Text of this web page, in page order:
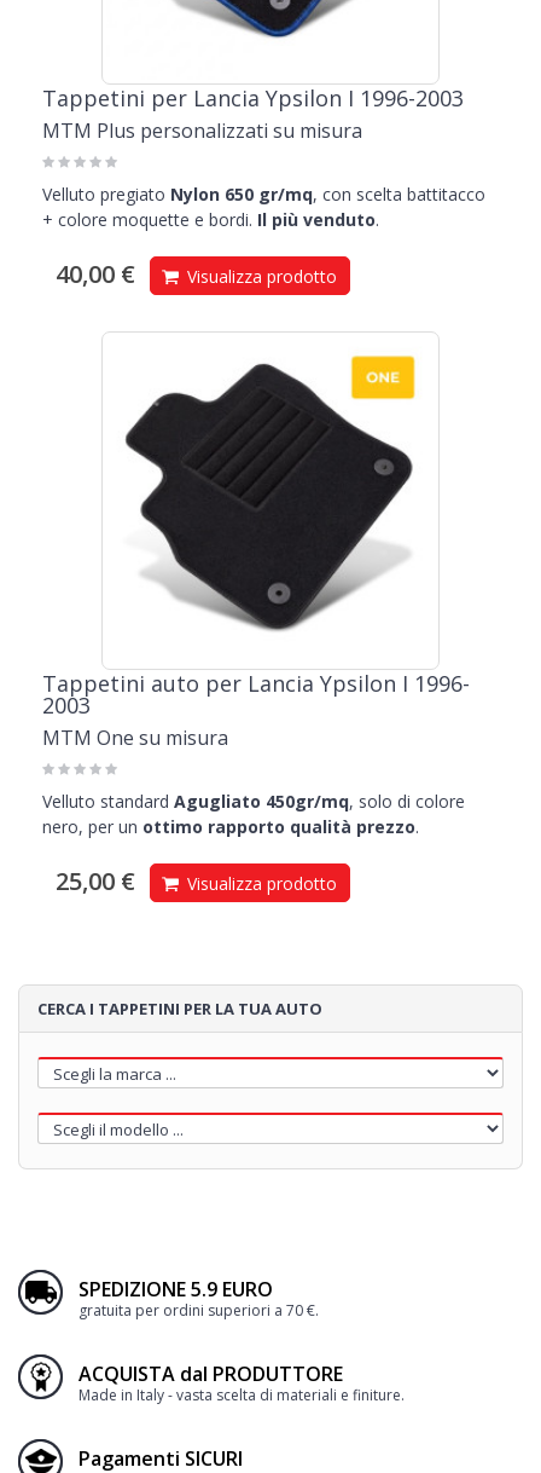
Tappetini per Lancia Ypsilon I 1996-2003
MTM Plus personalizzati su misura
Velluto pregiato Nylon 650 gr/mq, con scelta battitacco
+ colore moquette e bordi. Il più venduto.
40,00 € Visualizza prodotto
Tappetini auto per Lancia Ypsilon I 1996-
2003
MTM One su misura
Velluto standard Agugliato 450gr/mq, solo di colore
nero, per un ottimo rapporto qualità prezzo.
25,00 € Visualizza prodotto
CERCA I TAPPETINI PER LA TUA AUTO
SPEDIZIONE 5.9 EURO
gratuita per ordini superiori a 70 €.
ACQUISTA dal PRODUTTORE
Made in Italy - vasta scelta di materiali e finiture.
Pagamenti SICURI